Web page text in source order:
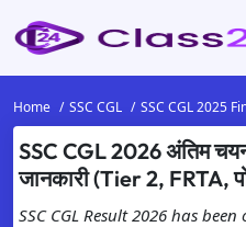
Home SSC CGL SSC CGL 2025
SSC CGL 2026 अंतिम चयन
जानकारी (Tier 2, FRTA,
SSC CGL Result 2026 has